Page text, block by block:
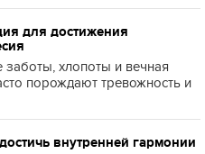
для достижения
хлопоты и вечная
порождают тревожность и
внутренней гармонии